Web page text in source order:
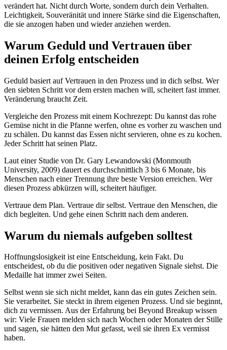
verändert hat. Nicht durch Worte, sondern durch dein Verhalten.
Leichtigkeit, Souveränität und innere Stärke sind die Eigenschaften,
die sie anzogen haben und wieder anziehen werden.
Warum Geduld und Vertrauen über
deinen Erfolg entscheiden
Geduld basiert auf Vertrauen in den Prozess und in dich selbst. Wer
den siebten Schritt vor dem ersten machen will, scheitert fast immer.
Veränderung braucht Zeit.
Vergleiche den Prozess mit einem Kochrezept: Du kannst das rohe
Gemüse nicht in die Pfanne werfen, ohne es vorher zu waschen und
zu schälen. Du kannst das Essen nicht servieren, ohne es zu kochen.
Jeder Schritt hat seinen Platz.
Laut einer Studie von Dr. Gary Lewandowski (Monmouth
University, 2009) dauert es durchschnittlich 3 bis 6 Monate, bis
Menschen nach einer Trennung ihre beste Version erreichen. Wer
diesen Prozess abkürzen will, scheitert häufiger.
Vertraue dem Plan. Vertraue dir selbst. Vertraue den Menschen, die
dich begleiten. Und gehe einen Schritt nach dem anderen.
Warum du niemals aufgeben solltest
Hoffnungslosigkeit ist eine Entscheidung, kein Fakt. Du
entscheidest, ob du die positiven oder negativen Signale siehst. Die
Medaille hat immer zwei Seiten.
Selbst wenn sie sich nicht meldet, kann das ein gutes Zeichen sein.
Sie verarbeitet. Sie steckt in ihrem eigenen Prozess. Und sie beginnt,
dich zu vermissen. Aus der Erfahrung bei Beyond Breakup wissen
wir: Viele Frauen melden sich nach Wochen oder Monaten der Stille
und sagen, sie hätten den Mut gefasst, weil sie ihren Ex vermisst
haben.